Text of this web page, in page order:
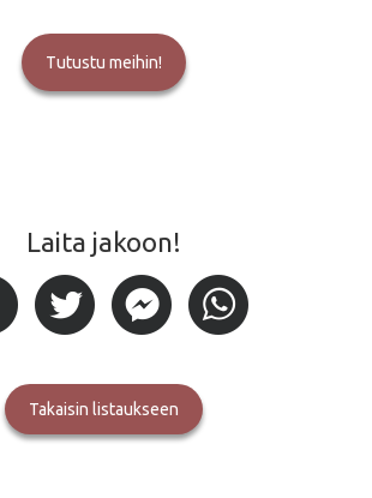
Tutustu meihin!
Laita jakoon!
takaisin listaukseen